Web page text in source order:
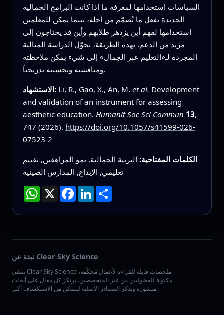
السياسات استخدامها لمعرفة ما إذا كانت البرامج الجمالية
الجديدة تفعل ما تُصمّم من أجله، بينما يمكن للمعلمين
استخدامها لفهم أين يزدهر طلابهم وأين قد يحتاجون إلى
مزيد من الدعم. بهذه الطريقة، تحوّل الدراسة المثالية
المجردة لـ«التعليم عبر الجمال» إلى شيء يمكن ملاحظته
ومناقشته وتحسينه تدريجياً.
الاستشهاد: Li, R., Gao, X., An, M. et al. Development
and validation of an instrument for assessing
aesthetic education. Humanit Soc Sci Commun 13,
747 (2026). https://doi.org/10.1057/s41599-026-
07523-2
الكلمات المفتاحية: التربية الجمالية, نمو المراهقين, تقييم
تعليمي, الإبداع, المدارس الصينية
WhatsApp
X Facebook
LinkedIn
انشر
نبذة عن Clear Sky Science
تنتقي Clear Sky Science ملخصات قابلة للقراءة لأعمال مُحكَّمة،
مكتوبة للفضوليين من غير المتخصصين. يرتكز كل مقال على أبحاث
منشورة ويذكر المصادر الأصلية لتتمكن من الاستكشاف أكثر.